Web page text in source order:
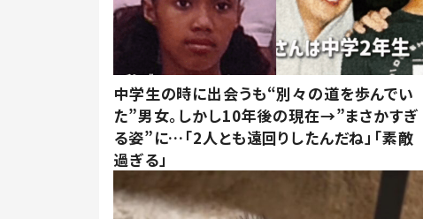
中学生の時に出会うも“別々の道を歩んでい
た”男女。しかし10年後の現在→”まさかすぎ
る姿”に…「2人とも遠回りしたんだね」「素敵
過ぎる」